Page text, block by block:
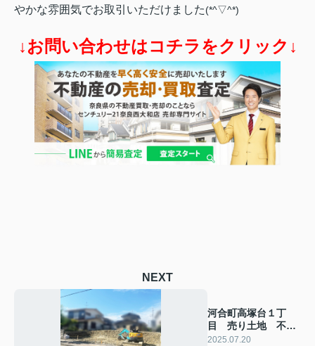
やかな雰囲気でお取引いただけました(*^▽^*)
↓お問い合わせはコチラをクリック↓
NEXT
河合町高塚台１丁
目 売り土地 不動
産売却実績
2025.07.20